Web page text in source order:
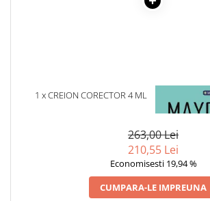
1 x CREION CORECTOR 4 ML
1 x MAYO
ESENTIALA
263,00 Lei
210,55 Lei
Economisesti 19,94 %
CUMPARA-LE IMPREUNA